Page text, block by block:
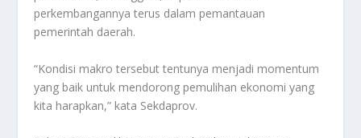
perkembangannya terus dalam pemantauan
pemerintah daerah.
“Kondisi makro tersebut tentunya menjadi momentum
yang baik untuk mendorong pemulihan ekonomi yang
kita harapkan,” kata Sekdaprov.